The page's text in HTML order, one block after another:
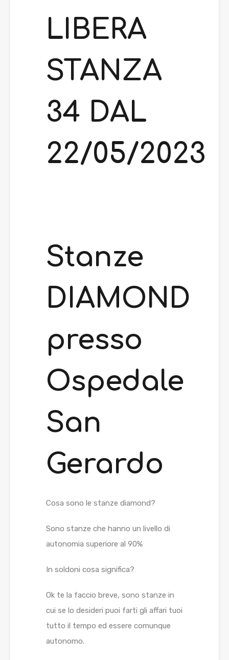
LIBERA
STANZA
34 DAL
22/05/2023
Stanze
DIAMOND
presso
Ospedale
San
Gerardo
Cosa sono le stanze diamond?
Sono stanze che hanno un livello di
autonomia superiore al 90%
In soldoni cosa significa?
Ok te la faccio breve, sono stanze in
cui se lo desideri puoi farti gli affari tuoi
tutto il tempo ed essere comunque
autonomo.